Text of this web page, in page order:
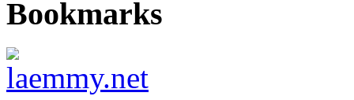
Bookmarks